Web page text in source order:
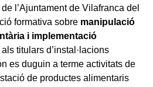
l’Ajuntament de Vilafranca del
formativa sobre manipulació
i implementació
titulars d’instal·lacions
es duguin a terme activitats de
de productes alimentaris